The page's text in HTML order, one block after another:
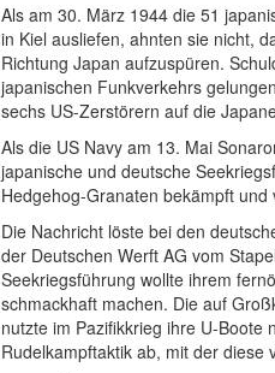
Als am 30. März 1944 die 51
in Kiel ausliefen, ahnten sie nicht,
Richtung Japan aufzuspüren.
japanischen Funkverkehrs
sechs US-Zerstörern auf die
Als die US Navy am 13. Mai
japanische und deutsche
Hedgehog-Granaten bekämpft und
Die Nachricht löste bei den
der Deutschen Werft AG vom
Seekriegsführung wollte ihrem
schmackhaft machen. Die auf
nutzte im Pazifikkrieg ihre U-Boote
Rudelkampftaktik ab, mit der diese